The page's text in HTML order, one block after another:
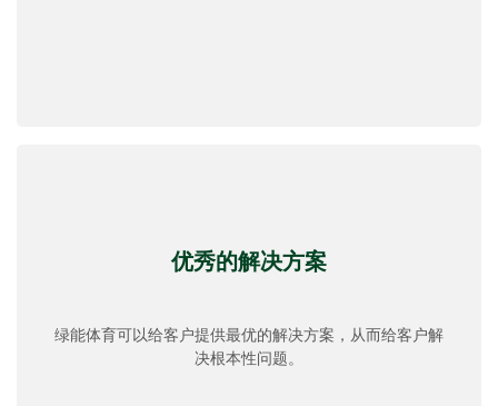
优秀的解决方案
绿能体育可以给客户提供最优的解决方案，从而给客户解
决根本性问题。